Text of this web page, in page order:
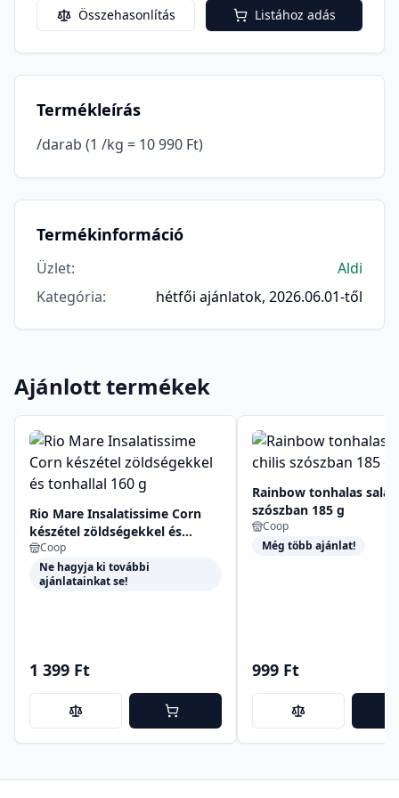
Összehasonlítás Listához adás
Termékleírás
/darab (1 /kg = 10 990 Ft)
Termékinformáció
Üzlet:
Aldi
Kategória: hétfői ajánlatok, 2026.06.01-től
Ajánlott termékek
Rio Mare Insalatissime Corn
készétel zöldségekkel és
tonhallal 160 g
Coop
Ne hagyja ki további
ajánlatainkat se!
1 399 Ft
Rainbow tonhalas
szószban 185 g
Coop
Még több ajánlat!
999 Ft